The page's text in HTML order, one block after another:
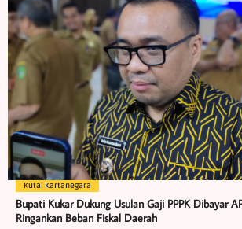
Kutai Kartanegara
Bupati Kukar Dukung Usulan Gaji PPPK Dibayar
Ringankan Beban Fiskal Daerah